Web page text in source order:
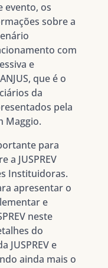
evento, os
sobre a
com
e
que é o
da
pela
Maggio.
para
a JUSPREV
Instituidoras.
apresentar o
e
neste
do
JUSPREV e
ainda mais o